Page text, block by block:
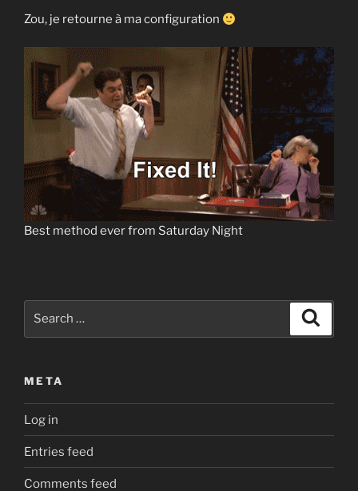
Zou, je retourne à ma configuration
Best method ever from Saturday Night
META
Log in
Entries feed
Comments feed